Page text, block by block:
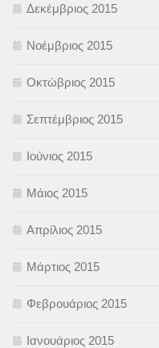
Δεκέμβριος 2015
Νοέμβριος 2015
Οκτώβριος 2015
Σεπτέμβριος 2015
Ιούνιος 2015
Μάιος 2015
Απρίλιος 2015
Μάρτιος 2015
Φεβρουάριος 2015
Ιανουάριος 2015